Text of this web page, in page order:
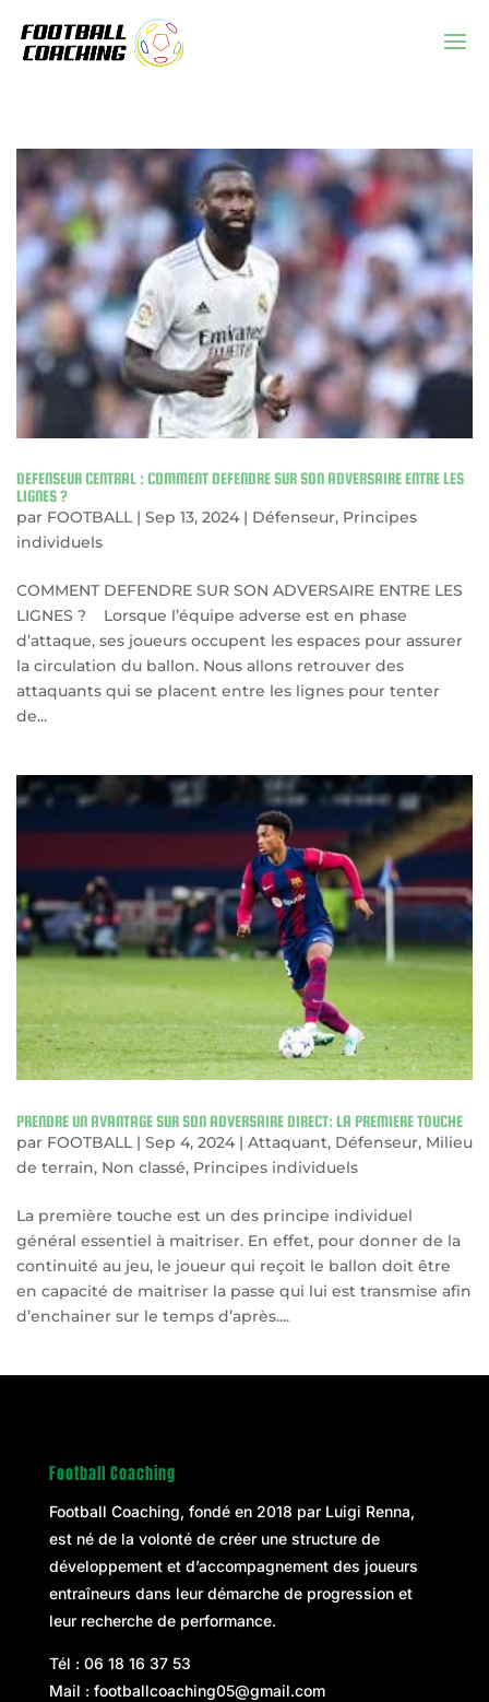
DEFENSEUR CENTRAL : COMMENT DEFENDRE SUR SON ADVERSAIRE ENTRE LES
LIGNES ?
par FOOTBALL| Sep 13, 2024 | Défenseur, Principes
individuels
COMMENT DEFENDRE SUR SON ADVERSAIRE ENTRE LES
LIGNES ? Lorsque l’équipe adverse est en phase
d’attaque, ses joueurs occupent les espaces pour assurer
la circulation du ballon. Nous allons retrouver des
attaquants qui se placent entre les lignes pour tenter
de...
PRENDRE UN AVANTAGE SUR SON ADVERSAIRE DIRECT: LA PREMIERE TOUCHE
par FOOTBALL| Sep 4, 2024 | Attaquant, Défenseur, Milieu
de terrain, Non classé, Principes individuels
La première touche est un des principe individuel
général essentiel à maitriser. En effet, pour donner de la
continuité au jeu, le joueur qui reçoit le ballon doit être
en capacité de maitriser la passe qui lui est transmise afin
d’enchainer sur le temps d’après....
Football Coaching
Football Coaching, fondé en 2018 par Luigi Renna,
est né de la volonté de créer une structure de
développement et d’accompagnement des joueurs
entraîneurs dans leur démarche de progression et
leur recherche de performance.
Tél : 06 18 16 37 53
Mail : footballcoaching05@gmail.com